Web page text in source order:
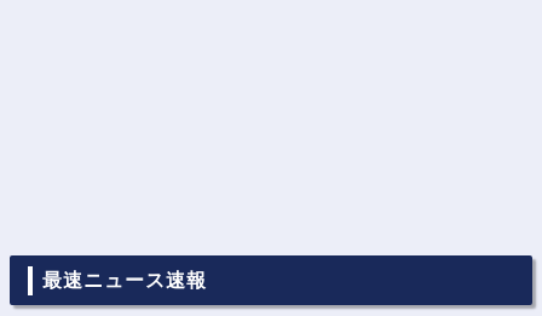
最速ニュース速報